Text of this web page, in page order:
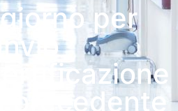
per
precedente